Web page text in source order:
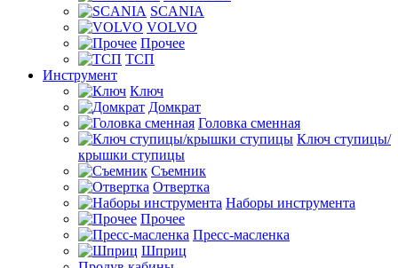
SCANIA
VOLVO
Прочее
ТСП
Инструмент
Ключ
Домкрат
Головка сменная
Ключ ступицы/
крышки ступицы
Съемник
Отвертка
Наборы инструмента
Прочее
Пресс-масленка
Шприц